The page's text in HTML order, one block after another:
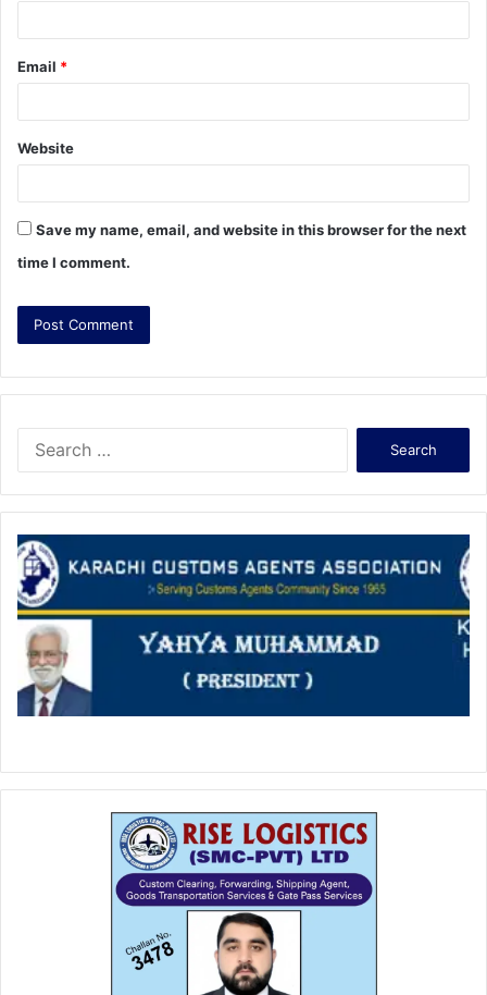
Email *
Website
Save my name, email, and website in this browser for the next
time I comment.
r
c
f
o
r
: